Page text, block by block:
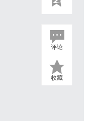
评论
收藏